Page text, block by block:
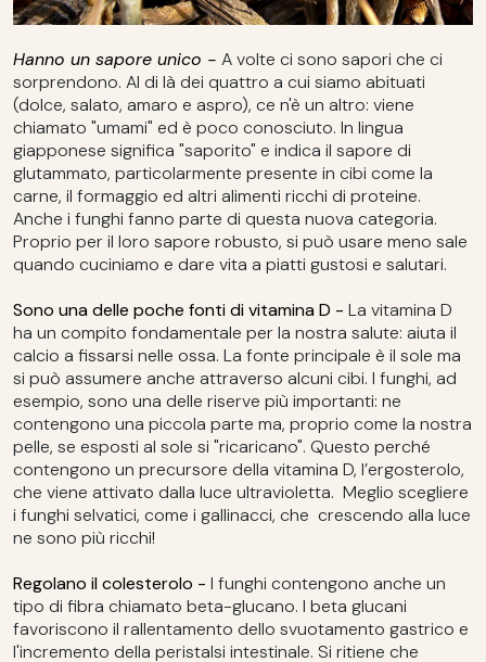
Hanno un sapore unico - A volte ci sono sapori che ci
sorprendono. Al di là dei quattro a cui siamo abituati
(dolce, salato, amaro e aspro), ce n'è un altro: viene
chiamato "umami" ed è poco conosciuto. In lingua
giapponese significa "saporito" e indica il sapore di
glutammato, particolarmente presente in cibi come la
carne, il formaggio ed altri alimenti ricchi di proteine.
Anche i funghi fanno parte di questa nuova categoria.
Proprio per il loro sapore robusto, si può usare meno sale
quando cuciniamo e dare vita a piatti gustosi e salutari.
Sono una delle poche fonti di vitamina D - La vitamina D
ha un compito fondamentale per la nostra salute: aiuta il
calcio a fissarsi nelle ossa. La fonte principale è il sole ma
si può assumere anche attraverso alcuni cibi. I funghi, ad
esempio, sono una delle riserve più importanti: ne
contengono una piccola parte ma, proprio come la nostra
pelle, se esposti al sole si "ricaricano". Questo perché
contengono un precursore della vitamina D, l’ergosterolo,
che viene attivato dalla luce ultravioletta. Meglio scegliere
i funghi selvatici, come i gallinacci, che crescendo alla luce
ne sono più ricchi!
Regolano il colesterolo - I funghi contengono anche un
tipo di fibra chiamato beta-glucano. I beta glucani
favoriscono il rallentamento dello svuotamento gastrico e
l'incremento della peristalsi intestinale. Si ritiene che